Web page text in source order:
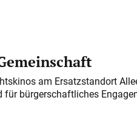
am Ersatzstandort
bürgerschaftliches